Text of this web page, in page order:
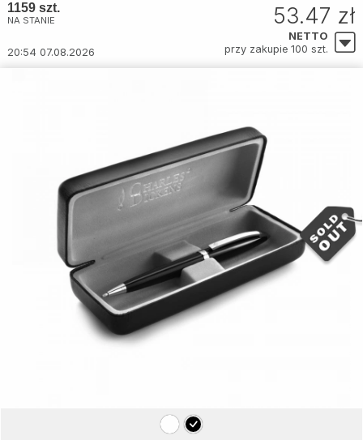
1159 szt.
NA STANIE
20:54 07.08.2026
53.47 zł
NETTO
przy zakupie 100 szt.